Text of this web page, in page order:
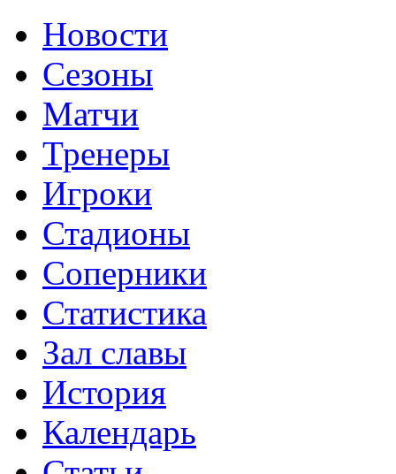
Новости
Сезоны
Матчи
Тренеры
Игроки
Стадионы
Соперники
Статистика
Зал славы
История
Календарь